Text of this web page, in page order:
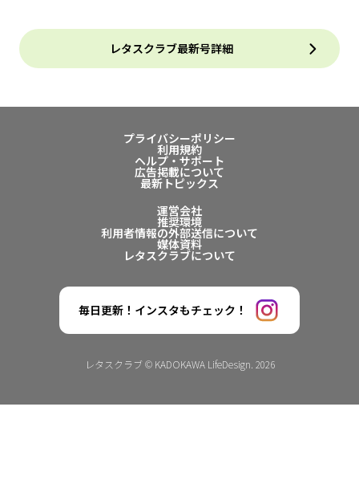
レタスクラブ最新号詳細
プライバシーポリシー
利用規約
ヘルプ・サポート
広告掲載について
最新トピックス
運営会社
推奨環境
利用者情報の外部送信について
媒体資料
レタスクラブについて
毎日更新！インスタもチェック！
レタスクラブ © KADOKAWA LifeDesign. 2026